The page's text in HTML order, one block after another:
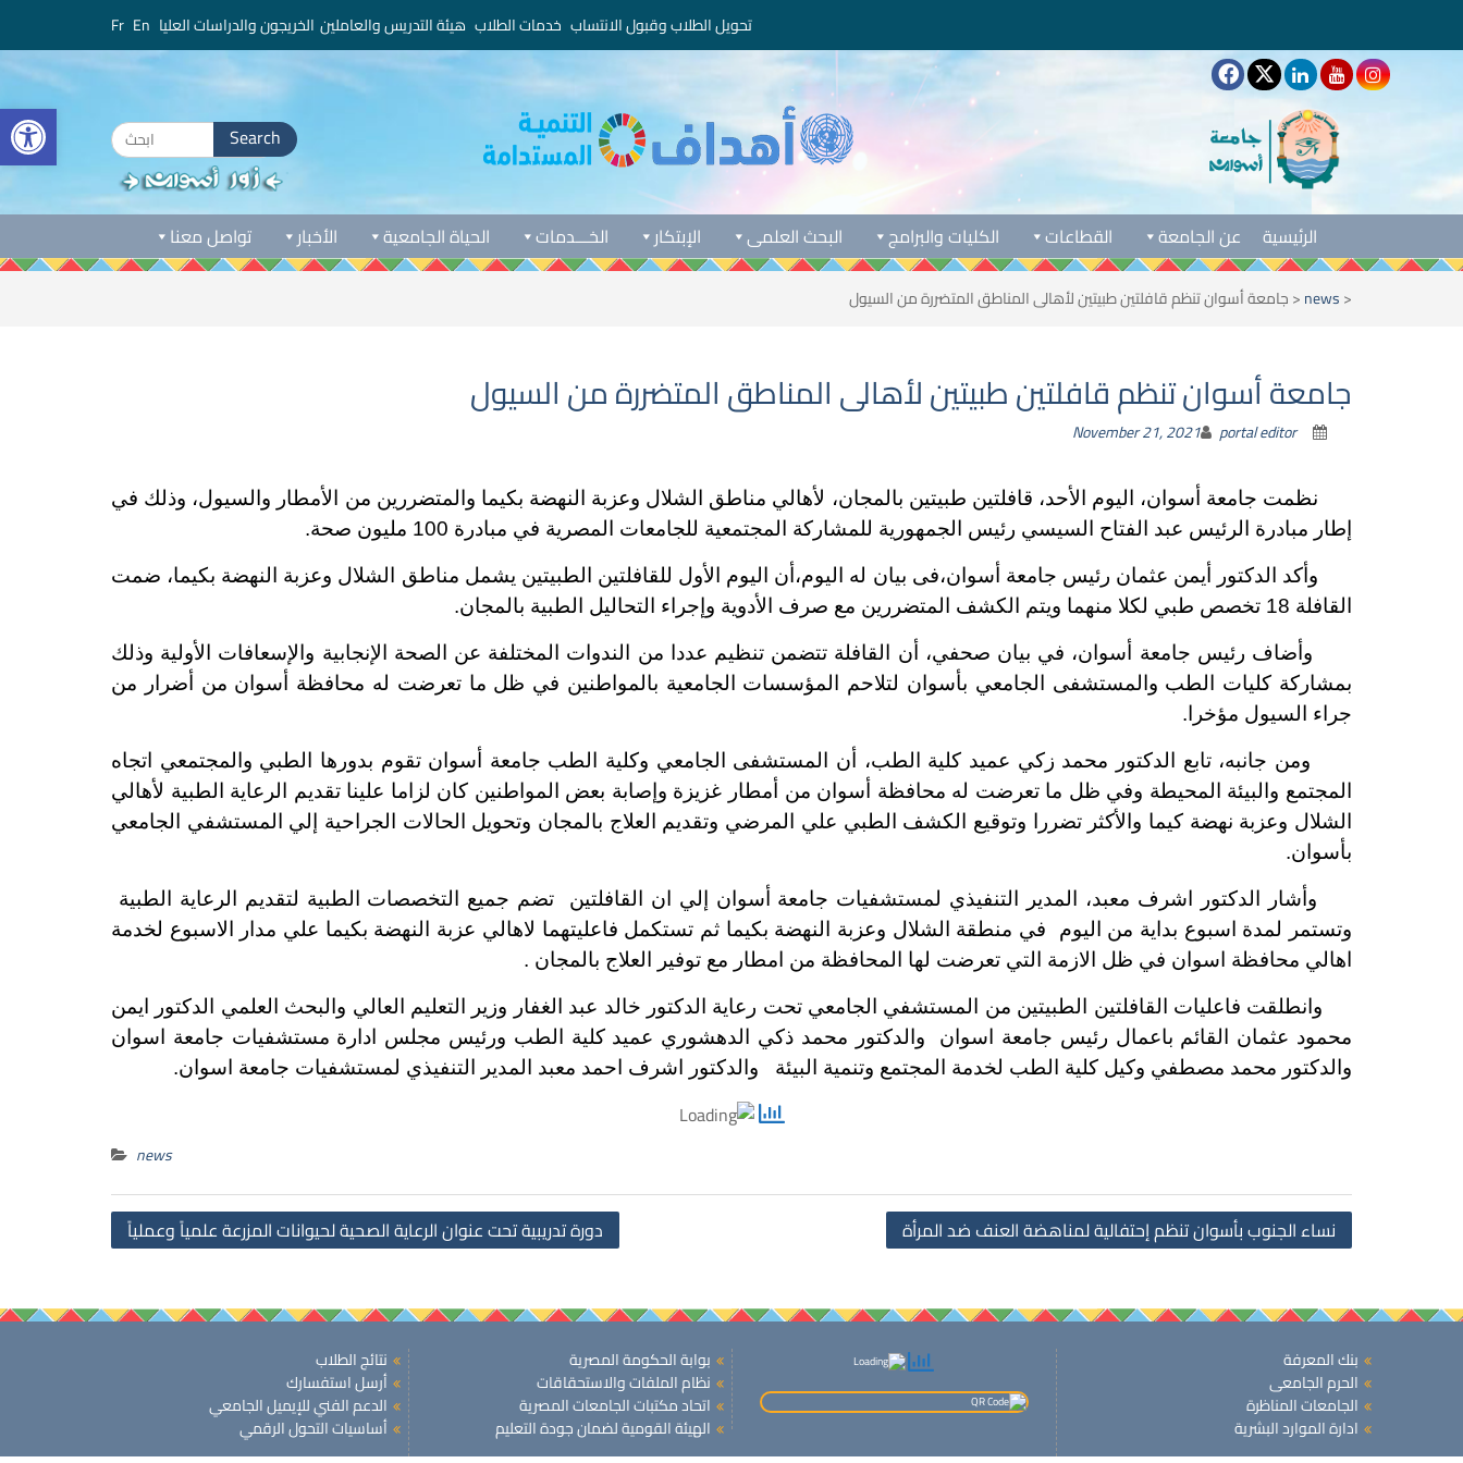
تحويل الطلاب وقبول الانتساب خدمات الطلاب هيئة التدريس والعاملين الخريجون والدراسات العليا
Search
for:
تواصل معنا الأخبار الحياة الجامعية الخـــدمات الإبتكار البحث العلمى الكليات والبرامج القطاعات عن الجامعة الرئيسية
<
news
<جامعة أسوان تنظم قافلتين طبيتين لأهالى المناطق المتضررة من السيول
جامعة أسوان تنظم قافلتين طبيتين لأهالى المناطق المتضررة من السيول
November 21, 2021 portal editor
نظمت جامعة أسوان، اليوم الأحد، قافلتين طبيتين بالمجان، لأهالي مناطق الشلال وعزبة النهضة بكيما والمتضررين من الأمطار والسيول، وذلك في
إطار مبادرة الرئيس عبد الفتاح السيسي رئيس الجمهورية للمشاركة المجتمعية للجامعات المصرية في مبادرة 100 مليون صحة.
وأكد الدكتور أيمن عثمان رئيس جامعة أسوان،فى بيان له اليوم،أن اليوم الأول للقافلتين الطبيتين يشمل مناطق الشلال وعزبة النهضة بكيما، ضمت
القافلة 18 تخصص طبي لكلا منهما ويتم الكشف المتضررين مع صرف الأدوية وإجراء التحاليل الطبية بالمجان.
وأضاف رئيس جامعة أسوان، في بيان صحفي، أن القافلة تتضمن تنظيم عددا من الندوات المختلفة عن الصحة الإنجابية والإسعافات الأولية وذلك
بمشاركة كليات الطب والمستشفى الجامعي بأسوان لتلاحم المؤسسات الجامعية بالمواطنين في ظل ما تعرضت له محافظة أسوان من أضرار من
جراء السيول مؤخرا.
ومن جانبه، تابع الدكتور محمد زكي عميد كلية الطب، أن المستشفى الجامعي وكلية الطب جامعة أسوان تقوم بدورها الطبي والمجتمعي اتجاه
المجتمع والبيئة المحيطة وفي ظل ما تعرضت له محافظة أسوان من أمطار غزيزة وإصابة بعض المواطنين كان لزاما علينا تقديم الرعاية الطبية لأهالي
الشلال وعزبة نهضة كيما والأكثر تضررا وتوقيع الكشف الطبي علي المرضي وتقديم العلاج بالمجان وتحويل الحالات الجراحية إلي المستشفي الجامعي
بأسوان.
وأشار الدكتور اشرف معبد، المدير التنفيذي لمستشفيات جامعة أسوان إلي ان القافلتين تضم جميع التخصصات الطبية لتقديم الرعاية الطبية
وتستمر لمدة اسبوع بداية من اليوم في منطقة الشلال وعزبة النهضة بكيما ثم تستكمل فاعليتهما لاهالي عزبة النهضة بكيما علي مدار الاسبوع لخدمة
اهالي محافظة اسوان في ظل الازمة التي تعرضت لها المحافظة من امطار مع توفير العلاج بالمجان .
وانطلقت فاعليات القافلتين الطبيتين من المستشفي الجامعي تحت رعاية الدكتور خالد عبد الغفار وزير التعليم العالي والبحث العلمي الدكتور ايمن
محمود عثمان القائم باعمال رئيس جامعة اسوان والدكتور محمد ذكي الدهشوري عميد كلية الطب ورئيس مجلس ادارة مستشفيات جامعة اسوان
والدكتور محمد مصطفي وكيل كلية الطب لخدمة المجتمع وتنمية البيئة والدكتور اشرف احمد معبد المدير التنفيذي لمستشفيات جامعة اسوان.
news
دورة تدريبية تحت عنوان الرعاية الصحية لحيوانات المزرعة علمياً وعملياً نساء الجنوب بأسوان تنظم إحتفالية لمناهضة العنف ضد المرأة
نتائج الطلاب
أرسل استفسارك
الدعم الفني للإيميل الجامعي
أساسيات التحول الرقمي
بوابة الحكومة المصرية
نظام الملفات والاستحقاقات
اتحاد مكتبات الجامعات المصرية
الهيئة القومية لضمان جودة التعليم
بنك المعرفة
الحرم الجامعى
الجامعات المناظرة
ادارة الموارد البشرية